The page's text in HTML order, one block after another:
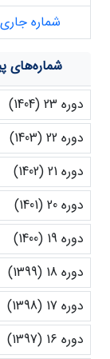
شماره جاری
شماره‌های
دوره 23 (1404)
دوره 22 (1403)
دوره 21 (1402)
دوره 20 (1401)
دوره 19 (1400)
دوره 18 (1399)
دوره 17 (1398)
دوره 16 (1397)